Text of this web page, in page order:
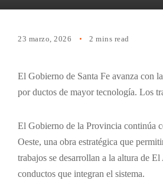
23 marzo, 2026 2 mins read
El Gobierno de Santa Fe avanza con
por ductos de mayor tecnología. Los
El Gobierno de la Provincia continúa
Oeste, una obra estratégica que
trabajos se desarrollan a la altura de
conductos que integran el sistema.